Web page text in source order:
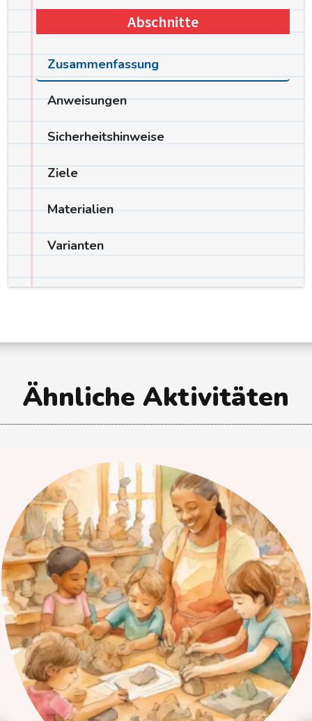
Abschnitte
Zusammenfassung
Anweisungen
Sicherheitshinweise
Ziele
Materialien
Varianten
Ähnliche Aktivitäten